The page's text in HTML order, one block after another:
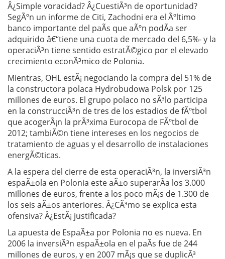
Â¿Simple voracidad? Â¿CuestiÃ³n de oportunidad?
SegÃºn un informe de Citi, Zachodni era el Ãºltimo
banco importante del paÃ­s que aÃºn podÃ­a ser
adquirido â€“tiene una cuota de mercado del 6,5%- y la
operaciÃ³n tiene sentido estratÃ©gico por el elevado
crecimiento econÃ³mico de Polonia.
Mientras, OHL estÃ¡ negociando la compra del 51% de
la constructora polaca Hydrobudowa Polsk por 125
millones de euros. El grupo polaco no sÃ³lo participa
en la construcciÃ³n de tres de los estadios de fÃºtbol
que acogerÃ¡n la prÃ³xima Eurocopa de FÃºtbol de
2012; tambiÃ©n tiene intereses en los negocios de
tratamiento de aguas y el desarrollo de instalaciones
energÃ©ticas.
A la espera del cierre de esta operaciÃ³n, la inversiÃ³n
espaÃ±ola en Polonia este aÃ±o superarÃ­a los 3.000
millones de euros, frente a los poco mÃ¡s de 1.300 de
los seis aÃ±os anteriores. Â¿CÃ³mo se explica esta
ofensiva? Â¿EstÃ¡ justificada?
La apuesta de EspaÃ±a por Polonia no es nueva. En
2006 la inversiÃ³n espaÃ±ola en el paÃ­s fue de 244
millones de euros, y en 2007 mÃ¡s que se duplicÃ³